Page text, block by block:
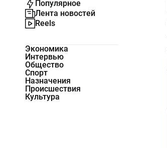
Популярное
Лента новостей
Reels
Экономика
Интервью
Общество
Спорт
Назначения
Происшествия
Культура